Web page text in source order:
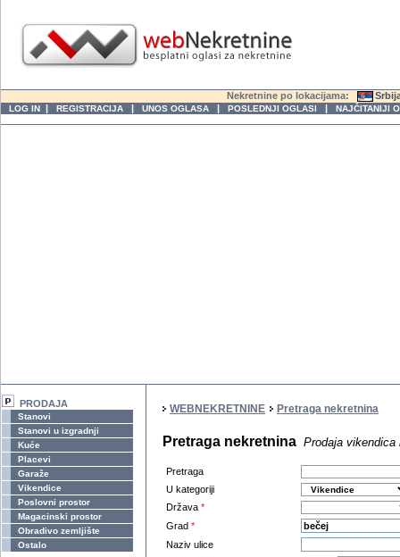
Nekretnine po lokacijama:
LOG IN | REGISTRACIJA | UNOS OGLASA | POSLEDNJI OGLASI | NAJČITANIJI
PRODAJA
Stanovi
Stanovi u izgradnji
Kuće
Placevi
Garaže
Vikendice
Poslovni prostor
Magacinski prostor
Obradivo zemljište
Ostalo
WEBNEKRETNINE Pretraga nekretnina
Pretraga nekretnina Prodaja vikendica
Pretraga
U kategoriji
Država *
Grad *
Naziv ulice